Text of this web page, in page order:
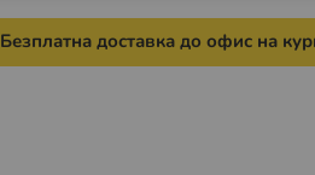
Безплатна доставка до офис на